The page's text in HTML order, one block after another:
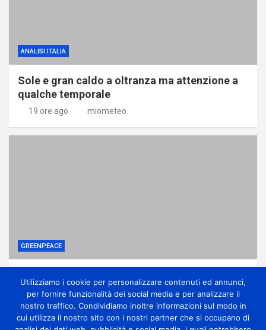
ANALISI ITALIA
Sole e gran caldo a oltranza ma attenzione a
qualche temporale
19 ore ago miometeo
GREENPEACE
contro la crisi climatica
1 giorno ago miometeo
Utilizziamo i cookie per personalizzare contenuti ed annunci,
per fornire funzionalità dei social media e per analizzare il
nostro traffico. Condividiamo inoltre informazioni sul modo in
cui utilizza il nostro sito con i nostri partner che si occupano di